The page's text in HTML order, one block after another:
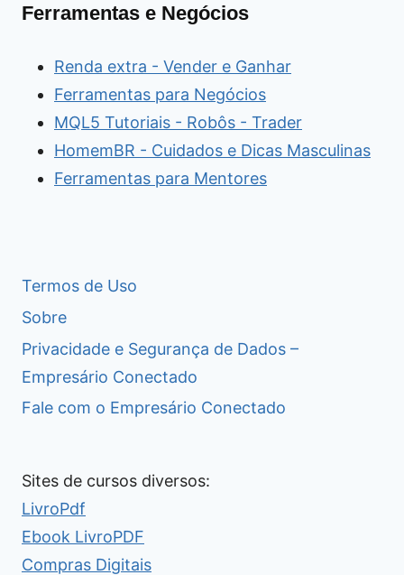
Ferramentas e Negócios
Renda extra - Vender e Ganhar
Ferramentas para Negócios
MQL5 Tutoriais - Robôs - Trader
HomemBR - Cuidados e Dicas Masculinas
Ferramentas para Mentores
Termos de Uso
Sobre
Privacidade e Segurança de Dados –
Empresário Conectado
Fale com o Empresário Conectado
Sites de cursos diversos:
LivroPdf
Ebook LivroPDF
Compras Digitais